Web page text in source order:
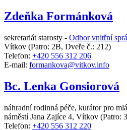
Zdeňka Formánková
sekretariát starosty - Odbor vnitřní
Vítkov (Patro: 2B, Dveře č.: 212)
Telefon: +420 556 312 206
E-mail: formankova@vitkov.info
Bc. Lenka Gonsiorová
náhradní rodinná péče, kurátor pro
náměstí Jana Zajíce 4, Vítkov (Patro:
Telefon: +420 556 312 220